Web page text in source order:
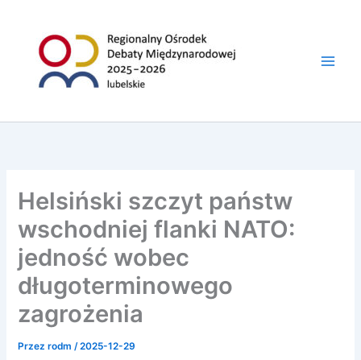
Helsiński szczyt państw
wschodniej flanki NATO:
jedność wobec
długoterminowego
zagrożenia
Przezrodm/2025-12-29